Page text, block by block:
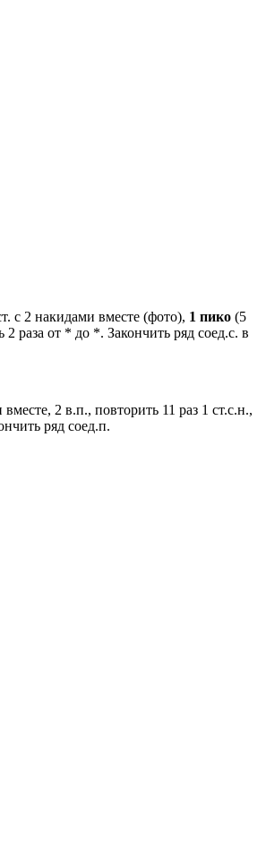
с 2 накидами вместе (фото), 1 пико (5
раза от * до *. Закончить ряд соед.с. в
2 в.п., повторить 11 раз 1 ст.с.н.,
ряд соед.п.